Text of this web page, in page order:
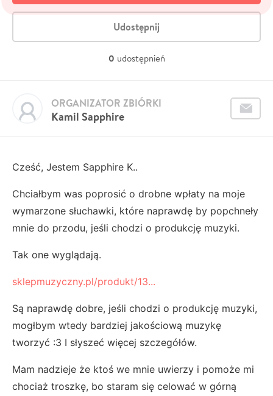
Udostępnij
0 udostępnień
Kamil Sapphire
ORGANIZATOR ZBIÓRKI
Cześć, Jestem Sapphire K..
Chciałbym was poprosić o drobne wpłaty na moje
wymarzone słuchawki, które naprawdę by popchneły
mnie do przodu, jeśli chodzi o produkcję muzyki.
Tak one wyglądają.
sklepmuzyczny.pl/produkt/13...
Są naprawdę dobre, jeśli chodzi o produkcję muzyki,
mogłbym wtedy bardziej jakościową muzykę
tworzyć :3 I słyszeć więcej szczegółów.
Mam nadzieje że ktoś we mnie uwierzy i pomoże mi
chociaż troszkę, bo staram się celować w górną